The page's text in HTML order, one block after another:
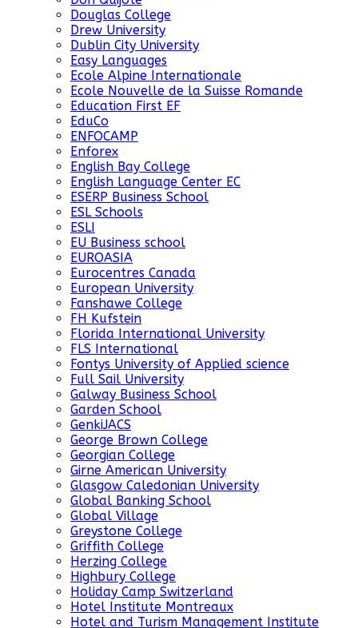
Douglas College
Drew University
Dublin City University
Easy Languages
Ecole Alpine Internationale
Ecole Nouvelle de la Suisse Romande
Education First EF
EduCo
ENFOCAMP
Enforex
English Bay College
English Language Center EC
ESERP Business School
ESL Schools
ESLI
EU Business school
EUROASIA
Eurocentres Canada
European University
Fanshawe College
FH Kufstein
Florida International University
FLS International
Fontys University of Applied science
Full Sail University
Galway Business School
Garden School
GenkiJACS
George Brown College
Georgian College
Girne American University
Glasgow Caledonian University
Global Banking School
Global Village
Greystone College
Griffith College
Herzing College
Highbury College
Holiday Camp Switzerland
Hotel Institute Montreaux
Hotel and Turism Management Institute